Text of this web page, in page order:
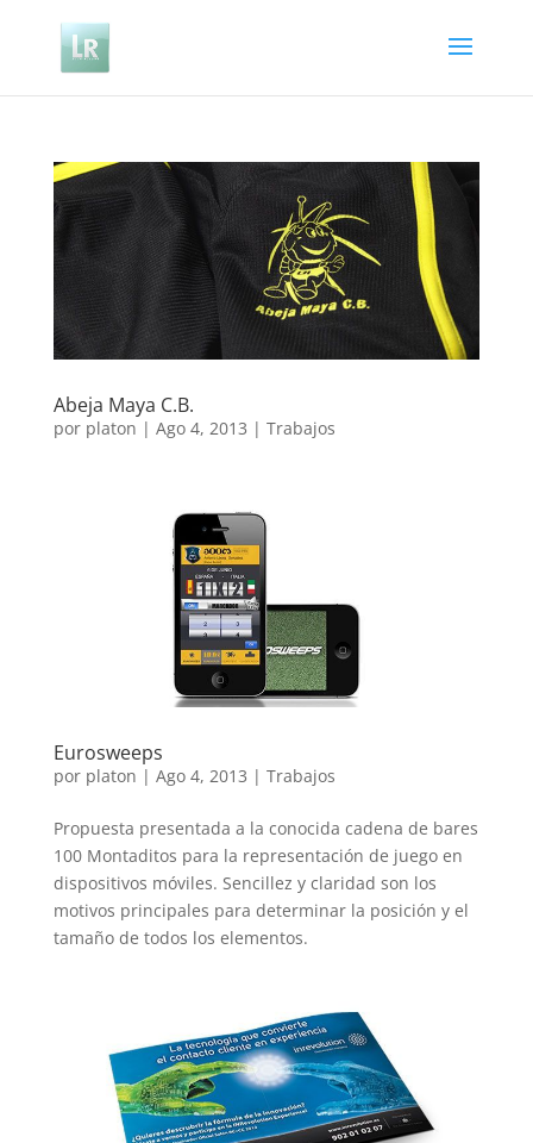
Abeja Maya C.B.
por platon | Ago 4, 2013 | Trabajos
Eurosweeps
por platon | Ago 4, 2013 | Trabajos
Propuesta presentada a la conocida cadena de bares
100 Montaditos para la representación de juego en
dispositivos móviles. Sencillez y claridad son los
motivos principales para determinar la posición y el
tamaño de todos los elementos.